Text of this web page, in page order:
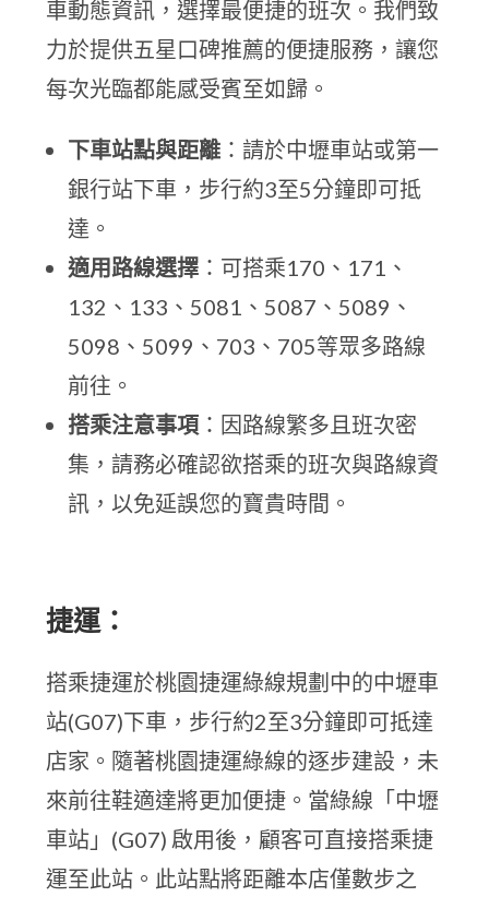
車動態資訊，選擇最便捷的班次。我們致
力於提供五星口碑推薦的便捷服務，讓您
每次光臨都能感受賓至如歸。
下車站點與距離 ：請於中壢車站或第一
銀行站下車，步行約3至5分鐘即可抵
達。
適用路線選擇 ：可搭乘170、171、
132、133、5081、5087、5089、
5098、5099、703、705等眾多路線
前往。
搭乘注意事項 ：因路線繁多且班次密
集，請務必確認欲搭乘的班次與路線資
訊，以免延誤您的寶貴時間。
捷運：
搭乘捷運於桃園捷運綠線規劃中的中壢車
站(G07)下車，步行約2至3分鐘即可抵達
店家。隨著桃園捷運綠線的逐步建設，未
來前往鞋適達將更加便捷。當綠線「中壢
車站」(G07) 啟用後，顧客可直接搭乘捷
運至此站。此站點將距離本店僅數步之